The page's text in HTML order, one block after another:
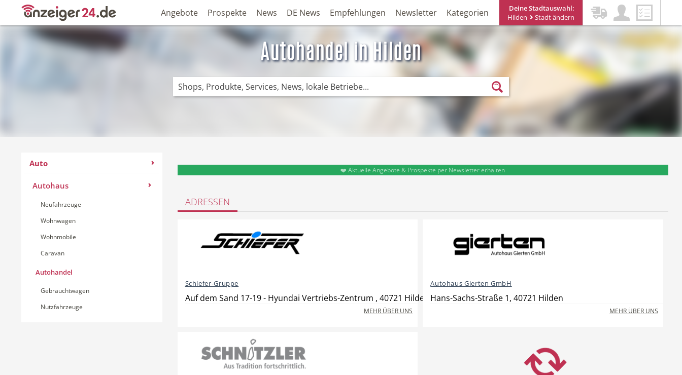
Deine Stadtauswahl:
Hilden
Stadt ändern
Angebote Prospekte News DE News Empfehlungen Newsletter Kategorien
Autohandel in Hilden
Auto
Autohaus
Neufahrzeuge
Wohnwagen
Wohnmobile
Caravan
Autohandel
Gebrauchtwagen
Nutzfahrzeuge
❤️ Aktuelle Angebote & Prospekte per Newsletter erhalten
ADRESSEN
Schiefer-Gruppe
Auf dem Sand 17-19 - Hyundai Vertriebs-Zentrum , 40721 Hilden
MEHR ÜBER UNS
Autohaus Gierten GmbH
Hans-Sachs-Straße 1, 40721 Hilden
MEHR ÜBER UNS